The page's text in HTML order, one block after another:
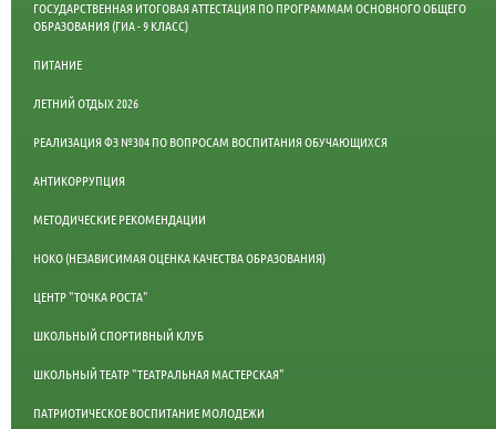
ГОСУДАРСТВЕННАЯ ИТОГОВАЯ АТТЕСТАЦИЯ ПО ПРОГРАММАМ ОСНОВНОГО ОБЩЕГО
ОБРАЗОВАНИЯ (ГИА - 9 КЛАСС)
ПИТАНИЕ
ЛЕТНИЙ ОТДЫХ 2026
РЕАЛИЗАЦИЯ ФЗ №304 ПО ВОПРОСАМ ВОСПИТАНИЯ ОБУЧАЮЩИХСЯ
АНТИКОРРУПЦИЯ
МЕТОДИЧЕСКИЕ РЕКОМЕНДАЦИИ
НОКО (НЕЗАВИСИМАЯ ОЦЕНКА КАЧЕСТВА ОБРАЗОВАНИЯ)
ЦЕНТР "ТОЧКА РОСТА"
ШКОЛЬНЫЙ СПОРТИВНЫЙ КЛУБ
ШКОЛЬНЫЙ ТЕАТР "ТЕАТРАЛЬНАЯ МАСТЕРСКАЯ"
ПАТРИОТИЧЕСКОЕ ВОСПИТАНИЕ МОЛОДЕЖИ